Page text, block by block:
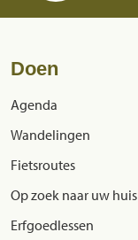
Doen
Agenda
Wandelingen
Fietsroutes
Op zoek naar uw huis
Erfgoedlessen